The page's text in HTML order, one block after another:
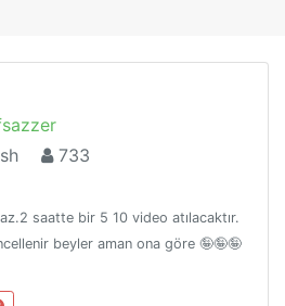
733
saatte bir 5 10 video atılacaktır.
beyler aman ona göre 🤪🤪🤪